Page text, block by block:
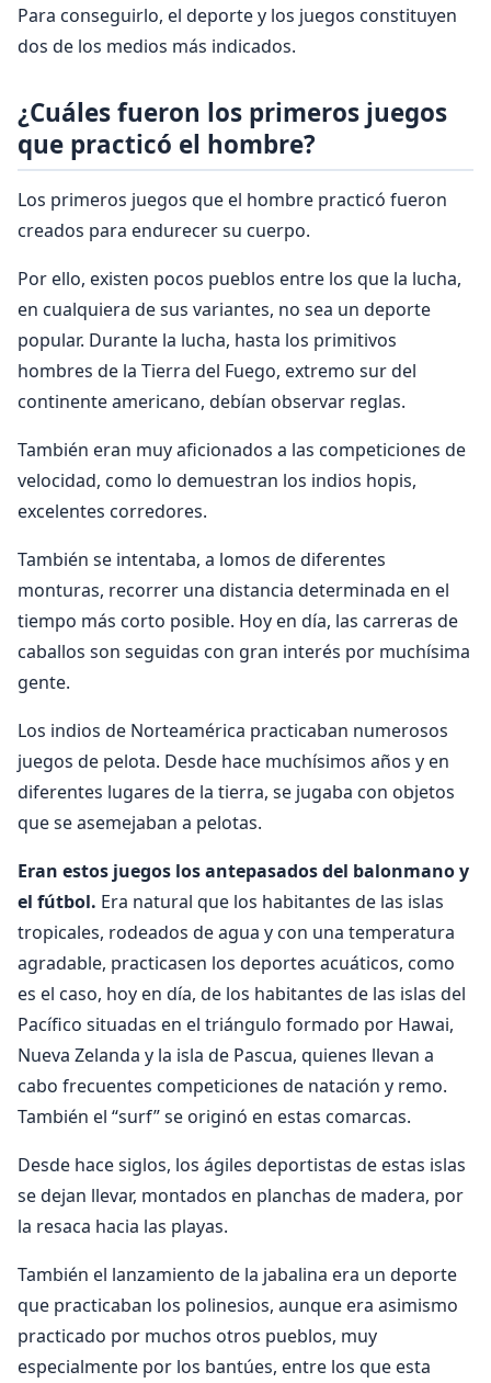
Para conseguirlo, el deporte y los juegos constituyen
dos de los medios más indicados.
¿Cuáles fueron los primeros juegos
que practicó el hombre?
Los primeros juegos que el hombre practicó fueron
creados para endurecer su cuerpo.
Por ello, existen pocos pueblos entre los que la lucha,
en cualquiera de sus variantes, no sea un deporte
popular. Durante la lucha, hasta los primitivos
hombres de la Tierra del Fuego, extremo sur del
continente americano, debían observar reglas.
También eran muy aficionados a las competiciones de
velocidad, como lo demuestran los indios hopis,
excelentes corredores.
También se intentaba, a lomos de diferentes
monturas, recorrer una distancia determinada en el
tiempo más corto posible. Hoy en día, las carreras de
caballos son seguidas con gran interés por muchísima
gente.
Los indios de Norteamérica practicaban numerosos
juegos de pelota. Desde hace muchísimos años y en
diferentes lugares de la tierra, se jugaba con objetos
que se asemejaban a pelotas.
Eran estos juegos los antepasados del balonmano y
el fútbol. Era natural que los habitantes de las islas
tropicales, rodeados de agua y con una temperatura
agradable, practicasen los deportes acuáticos, como
es el caso, hoy en día, de los habitantes de las islas del
Pacífico situadas en el triángulo formado por Hawai,
Nueva Zelanda y la isla de Pascua, quienes llevan a
cabo frecuentes competiciones de natación y remo.
También el “surf” se originó en estas comarcas.
Desde hace siglos, los ágiles deportistas de estas islas
se dejan llevar, montados en planchas de madera, por
la resaca hacia las playas.
También el lanzamiento de la jabalina era un deporte
que practicaban los polinesios, aunque era asimismo
practicado por muchos otros pueblos, muy
especialmente por los bantúes, entre los que esta